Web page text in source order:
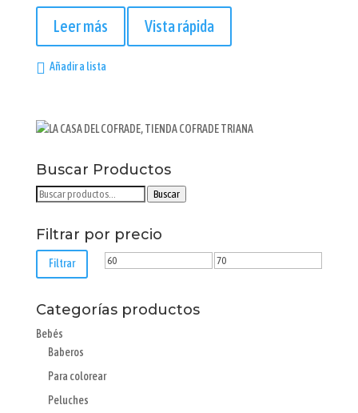
Leer más Vista rápida
Añadir a lista
Buscar Productos
Buscar
Buscar
Filtrar por precio
Precio Precio
Filtrar
Categorías productos
Bebés
Baberos
Para colorear
Peluches